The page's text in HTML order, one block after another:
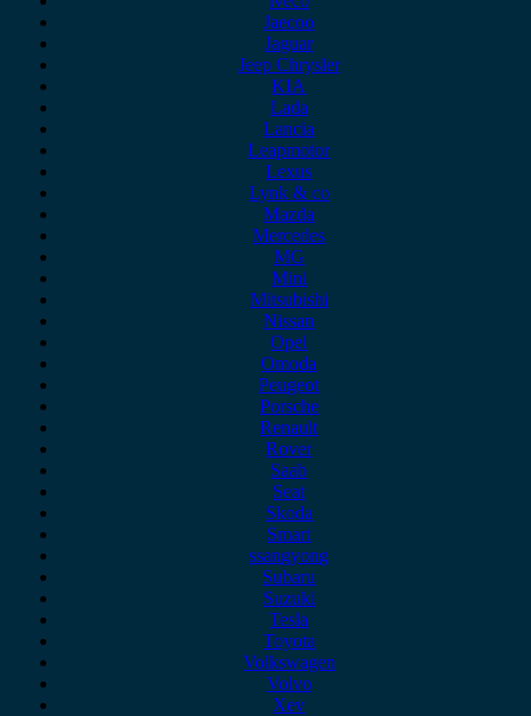
Jaecoo
Jaguar
Jeep Chrysler
KIA
Lada
Lancia
Leapmotor
Lexus
Lynk & co
Mazda
Mercedes
MG
Mini
Mitsubishi
Nissan
Opel
Omoda
Peugeot
Porsche
Renault
Rover
Saab
Seat
Skoda
Smart
ssangyong
Subaru
Suzuki
Tesla
Toyota
Volkswagen
Volvo
Xev